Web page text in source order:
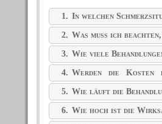
1. In welchen
2. Was muss ich
3. Wie viele
4. Werden die Kosten
übernommen?
5. Wie läuft die
6. Wie hoch ist die